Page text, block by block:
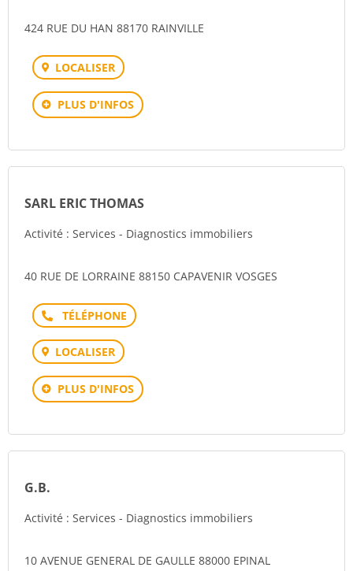
424 RUE DU HAN 88170 RAINVILLE
LOCALISER
PLUS D'INFOS
SARL ERIC THOMAS
Activité : Services - Diagnostics immobiliers
40 RUE DE LORRAINE 88150 CAPAVENIR VOSGES
Téléphone
LOCALISER
PLUS D'INFOS
G.B.
Activité : Services - Diagnostics immobiliers
10 AVENUE GENERAL DE GAULLE 88000 EPINAL